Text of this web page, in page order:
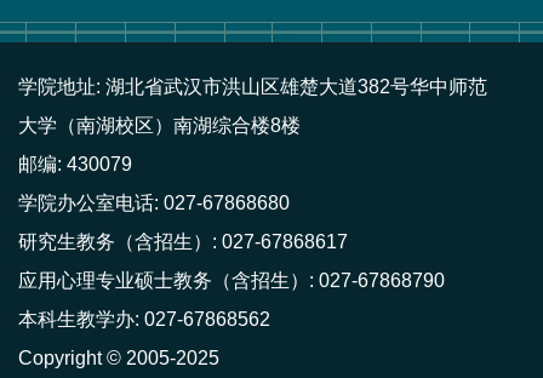
学院地址: 湖北省武汉市洪山区雄楚大道382号华中师范
大学（南湖校区）南湖综合楼8楼
邮编: 430079
学院办公室电话: 027-67868680
研究生教务（含招生）: 027-67868617
应用心理专业硕士教务（含招生）: 027-67868790
本科生教学办: 027-67868562
Copyright © 2005-2025